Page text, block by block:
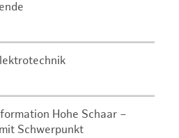
Hohe Schaar –
Schwerpunkt